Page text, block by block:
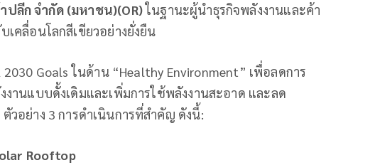
ลีก จำกัด (มหาชน)(OR)ในฐานะผู้นำธุรกิจพลังงานและค้า
คลื่อนโลกสีเขียวอย่างยั่งยืน
Goals ในด้าน “Healthy Environment” เพื่อลดการ
านแบบดั้งเดิมและเพิ่มการใช้พลังงานสะอาด และลด
วอย่าง 3 การดำเนินการที่สำคัญ ดังนี้:
Rooftop